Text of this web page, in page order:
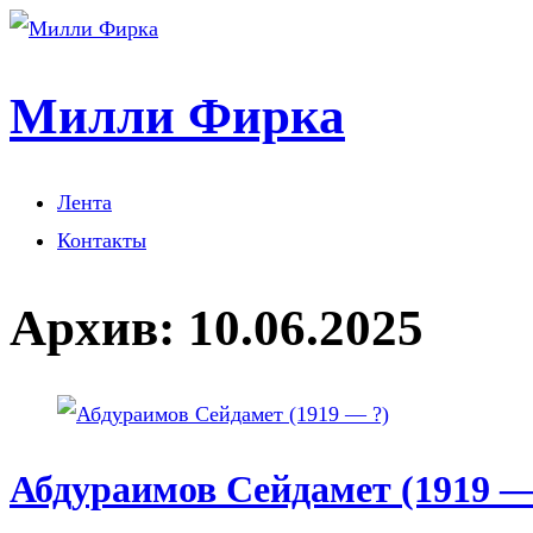
Милли Фирка
Лента
Контакты
Архив: 10.06.2025
Абдураимов Сейдамет (1919